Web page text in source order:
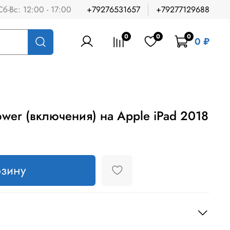
Вс: 12:00 - 17:00 +79276531657 +79277129688
0 0 0 0 ₽
(включения) на Apple iPad 2018